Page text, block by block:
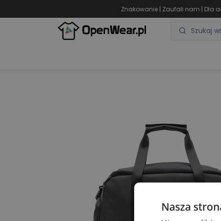
Znakowanie | Zaufali nam | Dla
Nasza